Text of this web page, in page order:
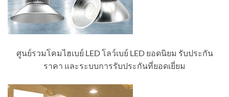
ศูนย์รวมโคมไฮเบย์ LED โลว์เบย์ LED ยอดนิยม รับประกัน
ราคา และระบบการรับประกันที่ยอดเยี่ยม